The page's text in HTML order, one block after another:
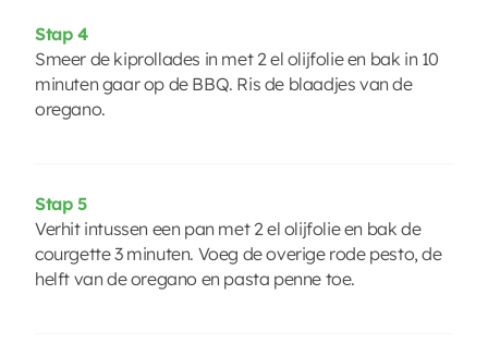
Stap 4
Smeer de kiprollades in met 2 el olijfolie en bak in 10
minuten gaar op de BBQ. Ris de blaadjes van de
oregano.
Stap 5
Verhit intussen een pan met 2 el olijfolie en bak de
courgette 3 minuten. Voeg de overige rode pesto, de
helft van de oregano en pasta penne toe.